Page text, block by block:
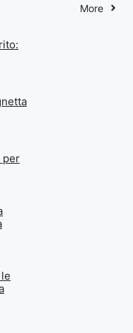
More
per